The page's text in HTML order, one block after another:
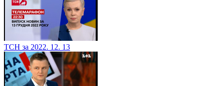
ТСН за 2022. 12. 13